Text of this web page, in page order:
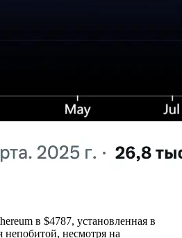
в $4787, установленная в
непобитой, несмотря на